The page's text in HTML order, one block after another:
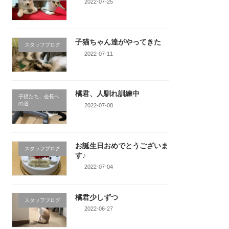
2022-07-25
スタッフブログ 子猫ちゃん達がやってきた
2022-07-11
子猫たち、会長へ
の道
橘君、人馴れ訓練中
2022-07-08
スタッフブログ
お誕生日おめでとうございま
す♪
2022-07-04
スタッフブログ 橘君少しずつ
2022-06-27